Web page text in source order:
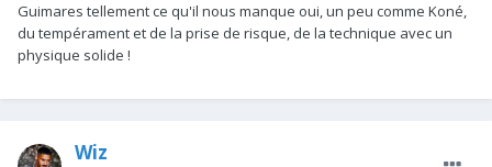
Guimares tellement ce qu'il nous manque oui, un peu comme Koné,
du tempérament et de la prise de risque, de la technique avec un
physique solide !
Wiz